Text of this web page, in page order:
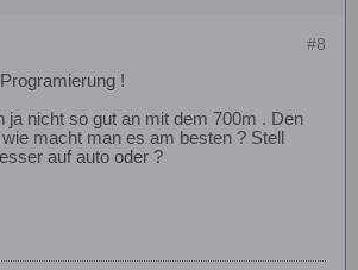
#8
!
ja nicht so gut an mit dem 700m . Den
macht man es am besten ? Stell
auf auto oder ?